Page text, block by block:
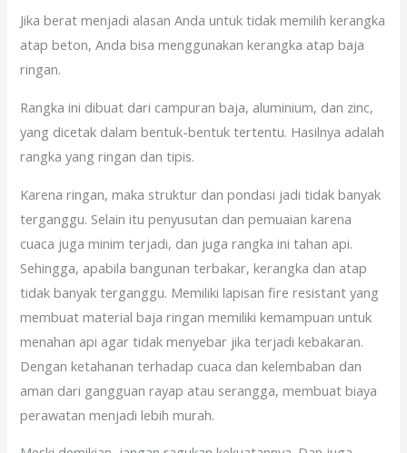
Jika berat menjadi alasan Anda untuk tidak memilih kerangka
atap beton, Anda bisa menggunakan kerangka atap baja
ringan.
Rangka ini dibuat dari campuran baja, aluminium, dan zinc,
yang dicetak dalam bentuk-bentuk tertentu. Hasilnya adalah
rangka yang ringan dan tipis.
Karena ringan, maka struktur dan pondasi jadi tidak banyak
terganggu. Selain itu penyusutan dan pemuaian karena
cuaca juga minim terjadi, dan juga rangka ini tahan api.
Sehingga, apabila bangunan terbakar, kerangka dan atap
tidak banyak terganggu. Memiliki lapisan fire resistant yang
membuat material baja ringan memiliki kemampuan untuk
menahan api agar tidak menyebar jika terjadi kebakaran.
Dengan ketahanan terhadap cuaca dan kelembaban dan
aman dari gangguan rayap atau serangga, membuat biaya
perawatan menjadi lebih murah.